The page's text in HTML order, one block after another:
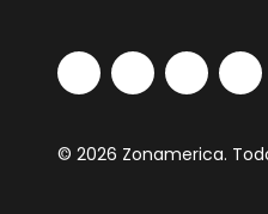
© 2026 Zonamerica.